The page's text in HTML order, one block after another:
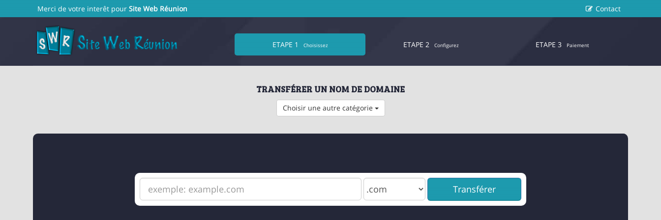
Merci de votre interêt pourSite Web Réunion Contact
ETAPE 1 Choisissez ETAPE 2 Configurez ETAPE 3 Paiement
TRANSFÉRER UN NOM DE DOMAINE
Choisir une autre catégorie
Transférer